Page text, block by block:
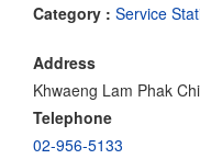
Category : Service
Address
Khwaeng Lam Phak
Telephone
02-956-5133